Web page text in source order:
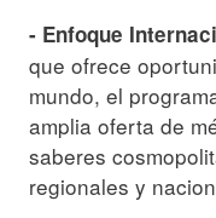
- Enfoque
que ofrece
mundo, el
amplia oferta de
saberes
regionales y